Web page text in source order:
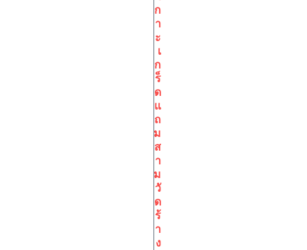
ก
า
ะ
เ
ก
ร็
ด
แ
ถ
ม
ส
า
ม
วั
ด
ร้
า
ง